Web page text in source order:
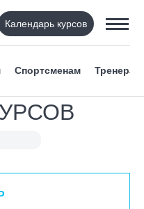
Календарь курсов
Спортсменам Тренерам